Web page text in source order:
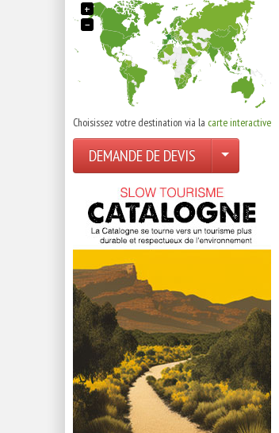
+
−
Choisissez votre destination via la carte interactive
DEMANDE DE DEVIS